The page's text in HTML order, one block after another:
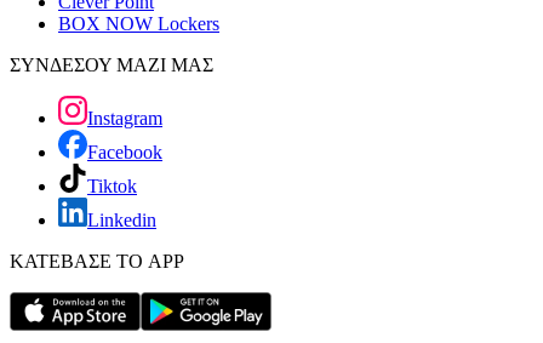
BOX NOW Lockers
ΣΥΝΔΕΣΟΥ ΜΑΖΙ ΜΑΣ
Instagram
Facebook
Tiktok
Linkedin
ΚΑΤΕΒΑΣΕ ΤΟ APP